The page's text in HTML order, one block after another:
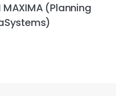
MAXIMA (Planning